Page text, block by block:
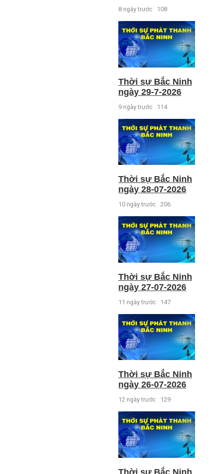
8 ngày trước 108
Thời sự Bắc Ninh
ngày 29-7-2026
9 ngày trước 114
Thời sự Bắc Ninh
ngày 28-07-2026
10 ngày trước 206
Thời sự Bắc Ninh
ngày 27-07-2026
11 ngày trước 147
Thời sự Bắc Ninh
ngày 26-07-2026
12 ngày trước 129
Thời sự Bắc Ninh